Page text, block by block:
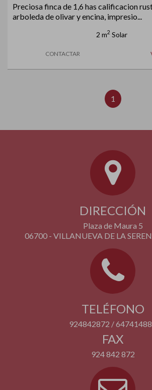
Preciosa finca de 1,6 has calificacion
arboleda de olivar y encina, impresio...
2 m2 Solar
CONTACTAR
1
DIRECCIÓN
Plaza de Maura 5
06700 - VILLANUEVA DE LA
TELÉFONO
924842872 /
FAX
924 842 872